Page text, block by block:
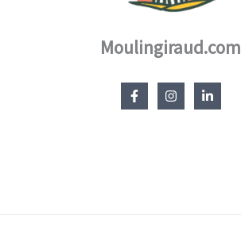
Moulingiraud.com